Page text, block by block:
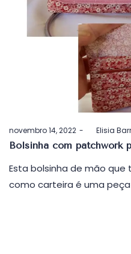
Postado
em
novembro 14, 2022 byElisia
Bolsinha com patchwork
Esta bolsinha de mão
como carteira é uma